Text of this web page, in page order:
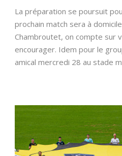
La préparation se poursuit
prochain match sera à
Chambroutet, on compte sur
encourager. Idem pour le
amical mercredi 28 au stade